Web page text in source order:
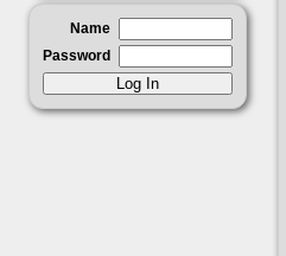
Name
Password